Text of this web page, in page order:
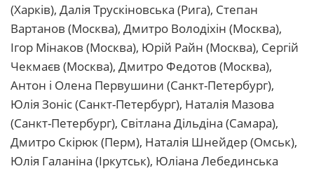
(Харків), Далія Трускіновська (Рига), Степан
Вартанов (Москва), Дмитро Володіхін (Москва),
Ігор Мінаков (Москва), Юрій Райн (Москва), Сергій
Чекмаєв (Москва), Дмитро Федотов (Москва),
Антон і Олена Первушини (Санкт-Петербург),
Юлія Зоніс (Санкт-Петербург), Наталія Мазова
(Санкт-Петербург), Світлана Дільдіна (Самара),
Дмитро Скірюк (Перм), Наталія Шнейдер (Омськ),
Юлія Галаніна (Іркутськ), Юліана Лебединська